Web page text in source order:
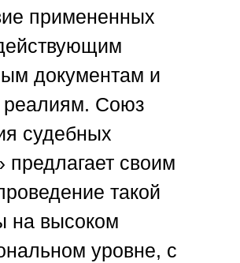
примененных
документам и
Союз
судебных
предлагает своим
такой
на высоком
уровне, с